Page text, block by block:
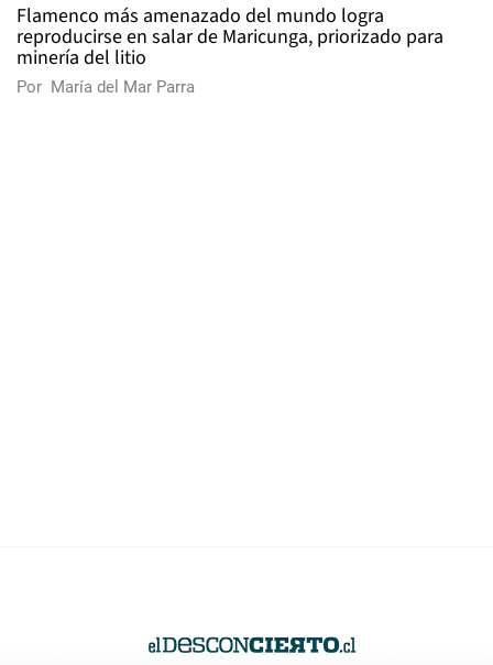
Flamenco más amenazado del mundo logra
reproducirse en salar de Maricunga, priorizado para
minería del litio
Por María del Mar Parra